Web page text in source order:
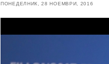
ПОНЕДЕЛНИК, 28 НОЕМВРИ, 2016